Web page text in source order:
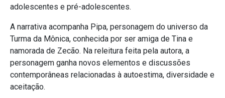
adolescentes e pré-adolescentes.
A narrativa acompanha Pipa, personagem do universo da
Turma da Mônica, conhecida por ser amiga de Tina e
namorada de Zecão. Na releitura feita pela autora, a
personagem ganha novos elementos e discussões
contemporâneas relacionadas à autoestima, diversidade e
aceitação.